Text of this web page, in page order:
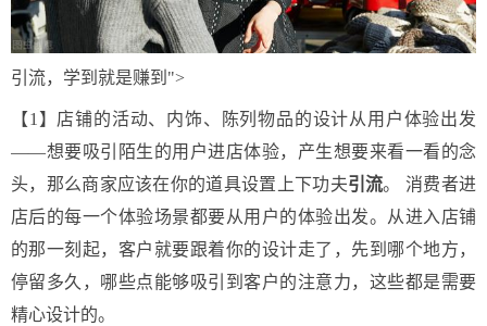
引流，学到就是赚到">
【1】店铺的活动、内饰、陈列物品的设计从用户体验出发
——想要吸引陌生的用户进店体验，产生想要来看一看的念
头，那么商家应该在你的道具设置上下功夫引流。 消费者进
店后的每一个体验场景都要从用户的体验出发。从进入店铺
的那一刻起，客户就要跟着你的设计走了，先到哪个地方，
停留多久，哪些点能够吸引到客户的注意力，这些都是需要
精心设计的。